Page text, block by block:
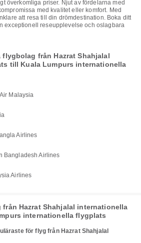
överkomliga priser. Njut av fördelarna med
med kvalitet eller komfort. Med
att resa till din drömdestination. Boka ditt
exceptionell reseupplevelse och oslagbara
från Hazrat Shahjalal
till Kuala Lumpurs internationella
Malaysia
Airlines
Bangladesh Airlines
Airlines
från Hazrat Shahjalal internationella
internationella flygplats
för flyg från Hazrat Shahjalal